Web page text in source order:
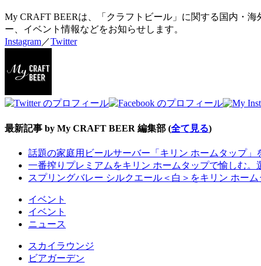
My CRAFT BEERは、「クラフトビール」に関する国内・
ー、イベント情報などをお知らせします。
Instagram／Twitter
最新記事 by My CRAFT BEER 編集部 (全て見る)
話題の家庭用ビールサーバー「キリン ホームタップ」
一番搾りプレミアムをキリン ホームタップで愉しむ
スプリングバレー シルクエール＜白＞をキリン ホー
イベント
イベント
ニュース
スカイラウンジ
ビアガーデン